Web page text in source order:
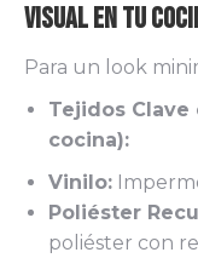
Visual en tu
Para un look
Tejidos Clave
cocina):
Vinilo:
Poliéster
poliéster con